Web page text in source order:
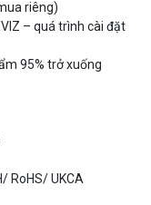
riêng)
– quá trình cài đặt
95% trở xuống
RoHS/ UKCA
HF-VH 221